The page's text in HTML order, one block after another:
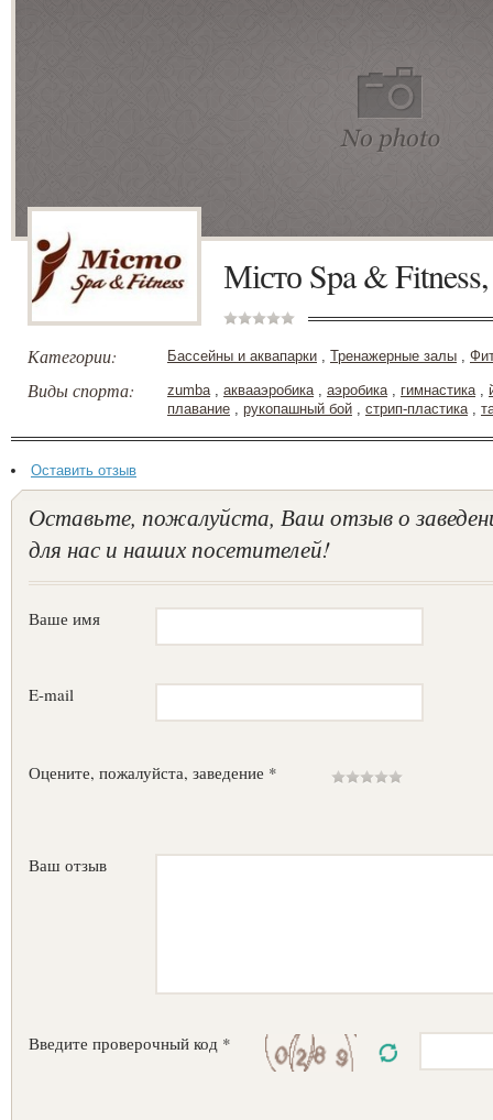
Місто Spa &
Категории: Бассейны и аквапарки , Тренажерные залы ,
Виды спорта: zumba, аквааэробика, аэробика, гимнастика,
плавание , рукопашный бой , стрип-пластика,
Оставить отзыв
Оставьте, пожалуйста, Ваш отзыв о
для нас и наших посетителей!
Ваше имя
E-mail
Оцените, пожалуйста, заведение *
Ваш отзыв
Введите проверочный код *